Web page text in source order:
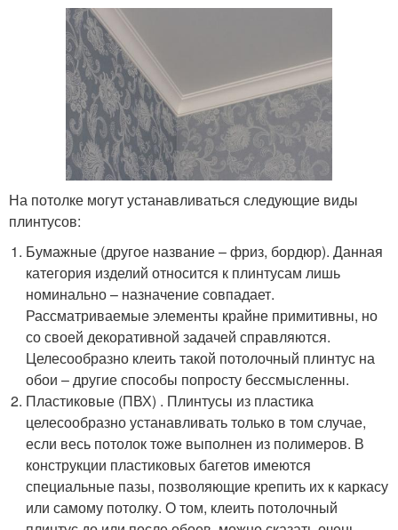
На потолке могут устанавливаться следующие виды
плинтусов:
Бумажные (другое название – фриз, бордюр). Данная
категория изделий относится к плинтусам лишь
номинально – назначение совпадает.
Рассматриваемые элементы крайне примитивны, но
со своей декоративной задачей справляются.
Целесообразно клеить такой потолочный плинтус на
обои – другие способы попросту бессмысленны.
Пластиковые (ПВХ) . Плинтусы из пластика
целесообразно устанавливать только в том случае,
если весь потолок тоже выполнен из полимеров. В
конструкции пластиковых багетов имеются
специальные пазы, позволяющие крепить их к каркасу
или самому потолку. О том, клеить потолочный